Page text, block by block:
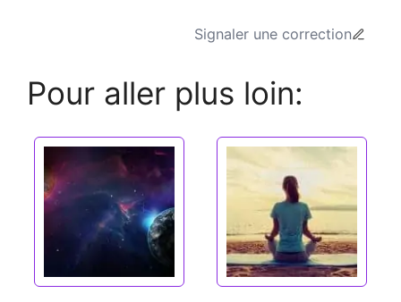
Signaler une correction
Pour aller plus loin: